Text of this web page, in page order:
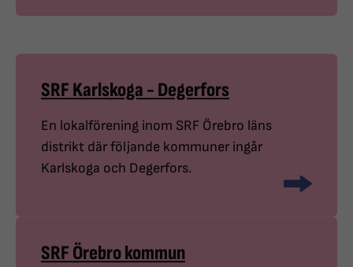
SRF Karlskoga - Degerfors
En lokalförening inom SRF Örebro läns
distrikt där följande kommuner ingår
Karlskoga och Degerfors.
SRF Örebro kommun